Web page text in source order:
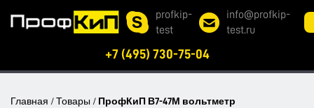
profkip-
test
info@profkip-
test.ru
+7 (495) 730-75-04
Главная / Товары / ПрофКиП В7-47М вольтметр